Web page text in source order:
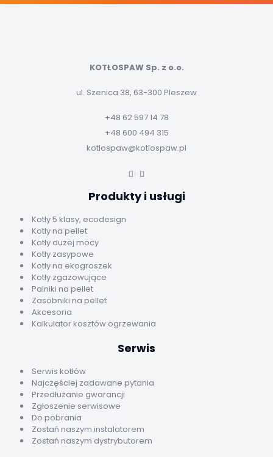
KOTŁOSPAW Sp. z o.o.
ul. Szenica 38, 63-300 Pleszew
+48 62 597 14 78
+48 600 494 315
kotlospaw@kotlospaw.pl
Produkty i usługi
Kotły 5 klasy, ecodesign
Kotły na pellet
Kotły dużej mocy
Kotły zasypowe
Kotły na ekogroszek
Kotły zgazowujące
Palniki na pellet
Zasobniki na pellet
Akcesoria
Kalkulator kosztów ogrzewania
Serwis
Serwis kotłów
Najczęściej zadawane pytania
Przedłużanie gwarancji
Zgłoszenie serwisowe
Do pobrania
Zostań naszym instalatorem
Zostań naszym dystrybutorem